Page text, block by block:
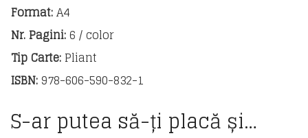
Format:A4
Nr. Pagini:6 / color
Tip Carte: Pliant
ISBN:978-606-590-832-1
S-ar putea să-ți placă și…